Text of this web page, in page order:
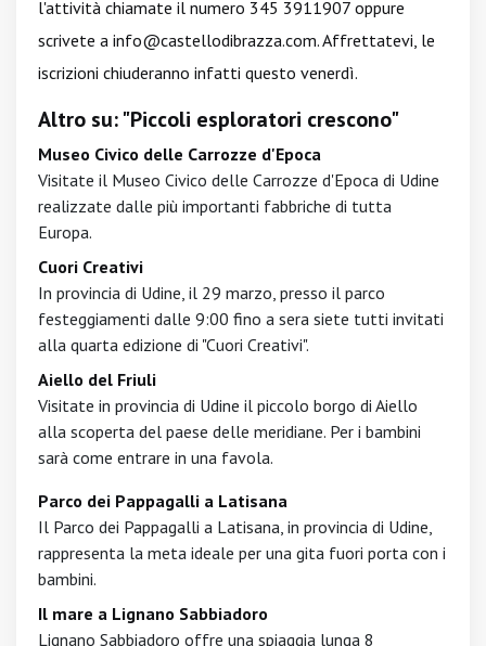
l'attività chiamate il numero 345 3911907 oppure
scrivete a info@castellodibrazza.com. Affrettatevi, le
iscrizioni chiuderanno infatti questo venerdì.
Altro su: "Piccoli esploratori crescono"
Museo Civico delle Carrozze d'Epoca
Visitate il Museo Civico delle Carrozze d'Epoca di Udine
realizzate dalle più importanti fabbriche di tutta
Europa.
Cuori Creativi
In provincia di Udine, il 29 marzo, presso il parco
festeggiamenti dalle 9:00 fino a sera siete tutti invitati
alla quarta edizione di "Cuori Creativi".
Aiello del Friuli
Visitate in provincia di Udine il piccolo borgo di Aiello
alla scoperta del paese delle meridiane. Per i bambini
sarà come entrare in una favola.
Parco dei Pappagalli a Latisana
Il Parco dei Pappagalli a Latisana, in provincia di Udine,
rappresenta la meta ideale per una gita fuori porta con i
bambini.
Il mare a Lignano Sabbiadoro
Lignano Sabbiadoro offre una spiaggia lunga 8